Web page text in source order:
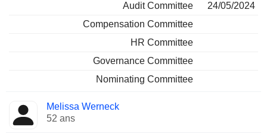
Audit Committee
24/05/2024
Compensation Committee
HR Committee
Governance Committee
Nominating Committee
Melissa Werneck
52 ans